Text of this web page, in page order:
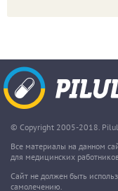
© Copyright 2005-2018.
Все материалы на данном
для медицинских
Сайт не должен быть
самолечению.